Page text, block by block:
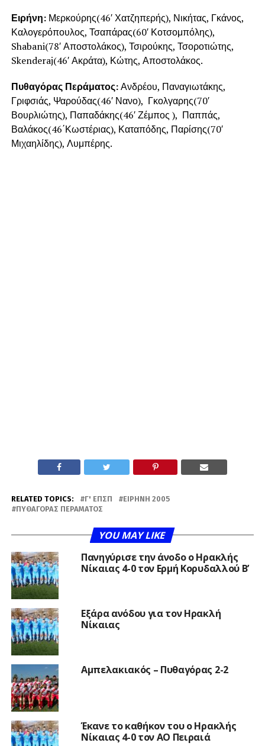
Ειρήνη: Μερκούρης(46′ Χατζηπερής), Νικήτας, Γκάνος,
Καλογερόπουλος, Τσαπάρας(60′ Κοτσομπόλης),
Shabani(78′ Αποστολάκος), Τσιρούκης, Τσοροτιώτης,
Skenderaj(46′ Ακράτα), Κώτης, Αποστολάκος.
Πυθαγόρας Περάματος:Ανδρέου, Παναγιωτάκης,
Γριφσιάς, Ψαρούδας(46′ Νανο), Γκολγαρης(70′
Βουρλιώτης), Παπαδάκης(46′ Ζέμπος ), Παππάς,
Βαλάκος(46΄Κωστέριας), Καταπόδης, Παρίσης(70′
Μιχαηλίδης), Λυμπέρης.
RELATED TOPICS: Γ' ΕΠΣΠ
ΕΙΡΉΝΗ 2005
ΠΥΘΑΓΌΡΑΣ ΠΕΡΆΜΑΤΟΣ
YOU MAY LIKE
Πανηγύρισε την άνοδο ο Ηρακλής
Νίκαιας 4-0 τον Ερμή Κορυδαλλού Β’
Εξάρα ανόδου για τον Ηρακλή
Νίκαιας
Αμπελακιακός – Πυθαγόρας 2-2
Έκανε το καθήκον του ο Ηρακλής
Νίκαιας 4-0 τον ΑΟ Πειραιά